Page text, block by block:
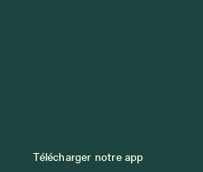
Télécharger notre app